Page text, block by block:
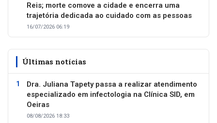
Reis; morte comove a cidade e encerra uma
trajetória dedicada ao cuidado com as pessoas
16/07/2026 06:19
Últimas notícias
Dra. Juliana Tapety passa a realizar atendimento
especializado em infectologia na Clínica SID, em
Oeiras
08/08/2026 18:33